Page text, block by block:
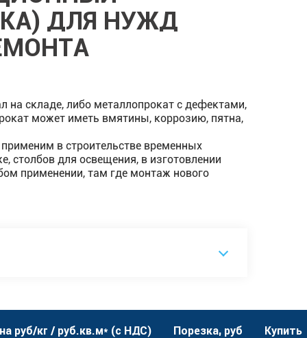
ДЛЯ НУЖД
на складе, либо металлопрокат с дефектами,
может иметь вмятины, коррозию, пятна,
в строительстве временных
столбов для освещения, в изготовлении
применении, там где монтаж нового
руб/кг / руб.кв.м* (с НДС) Порезка, руб Купить